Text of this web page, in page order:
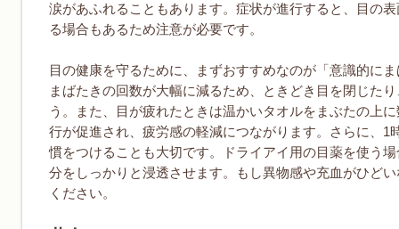
涙があふれることもあります。症状が進行すると、目の
る場合もあるため注意が必要です。
目の健康を守るために、まずおすすめなのが「意識的に
まばたきの回数が大幅に減るため、ときどき目を閉じた
う。また、目が疲れたときは温かいタオルをまぶたの上
行が促進され、疲労感の軽減につながります。さらに、1
慣をつけることも大切です。ドライアイ用の目薬を使う
分をしっかりと浸透させます。もし異物感や充血がひど
ください。